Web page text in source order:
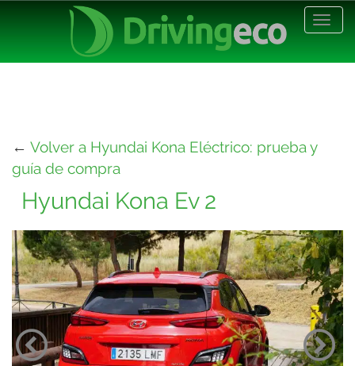
← Volver a Hyundai Kona Eléctrico: prueba y
guía de compra
Hyundai Kona Ev 2